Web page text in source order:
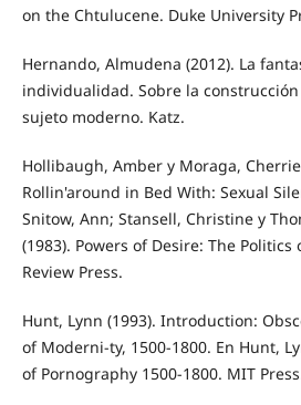
on the Chtulucene. Duke University
Hernando, Almudena (2012). La
individualidad. Sobre la
sujeto moderno. Katz.
Hollibaugh, Amber y Moraga,
Rollin'around in Bed With: Sexual
Snitow, Ann; Stansell, Christine y
(1983). Powers of Desire: The
Review Press.
Hunt, Lynn (1993). Introduction:
of Moderni-ty, 1500-1800. En Hunt,
of Pornography 1500-1800. MIT